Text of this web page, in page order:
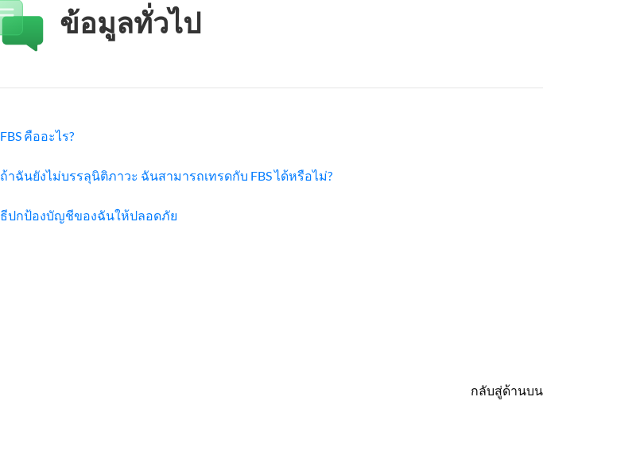
ข้อมูลทั่วไป
FBS คืออะไร?
ถ้าฉันยังไม่บรรลุนิติภาวะ ฉันสามารถเทรดกับ FBS ได้หรือไม่?
ิธีปกป้องบัญชีของฉันให้ปลอดภัย
กลับสู่ด้านบน